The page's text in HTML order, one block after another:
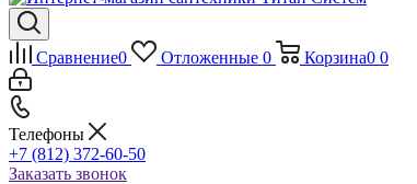
Сравнение0 Отложенные 0 Корзина0 0
Телефоны
+7 (812) 372-60-50
Заказать звонок